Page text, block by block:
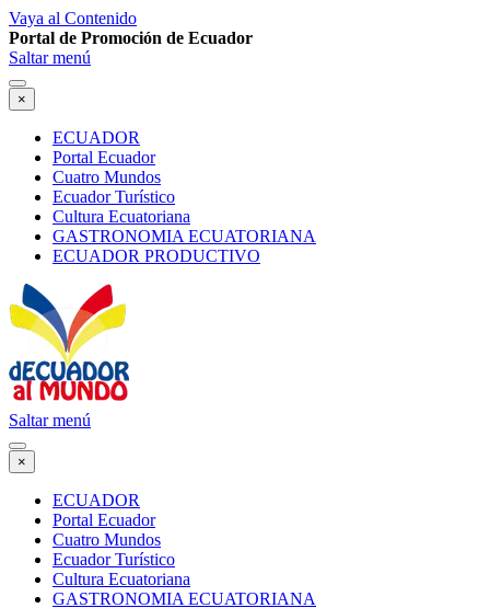
Vaya al Contenido
Portal de Promoción de Ecuador
Saltar menú
×
ECUADOR
Portal Ecuador
Cuatro Mundos
Ecuador Turístico
Cultura Ecuatoriana
GASTRONOMIA ECUATORIANA
ECUADOR PRODUCTIVO
Saltar menú
×
ECUADOR
Portal Ecuador
Cuatro Mundos
Ecuador Turístico
Cultura Ecuatoriana
GASTRONOMIA ECUATORIANA